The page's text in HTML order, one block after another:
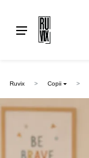
Ruvix Copii